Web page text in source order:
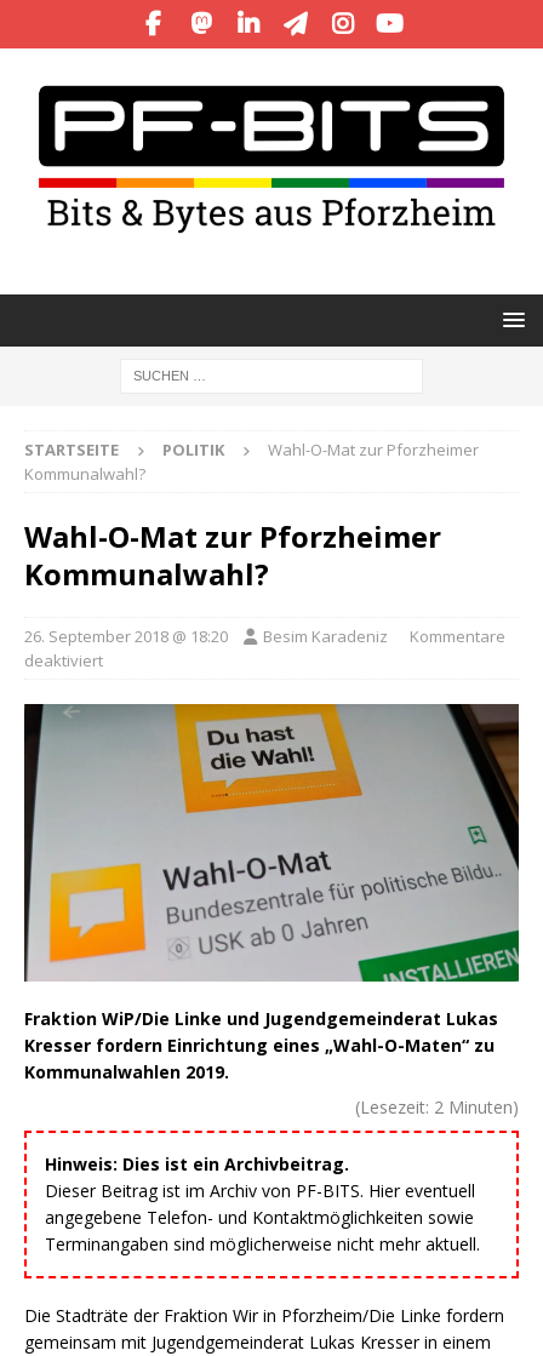
STARTSEITE POLITIK
Wahl-O-Mat zur Pforzheimer
Kommunalwahl?
Wahl-O-Mat zur Pforzheimer
Kommunalwahl?
26. September 2018 @ 18:20 Besim Karadeniz
Kommentare
deaktiviert
Fraktion WiP/Die Linke und Jugendgemeinderat Lukas
Kresser fordern Einrichtung eines „Wahl-O-Maten“ zu
Kommunalwahlen 2019.
(Lesezeit: 2 Minuten)
Hinweis: Dies ist ein Archivbeitrag.
Dieser Beitrag ist im Archiv von PF-BITS. Hier eventuell
angegebene Telefon- und Kontaktmöglichkeiten sowie
Terminangaben sind möglicherweise nicht mehr aktuell.
Die Stadträte der Fraktion Wir in Pforzheim/Die Linke fordern
gemeinsam mit Jugendgemeinderat Lukas Kresser in einem